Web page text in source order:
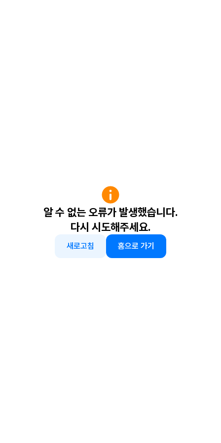
알 수 없는 오류가 발생했습니다.
다시 시도해주세요.
새로고침 홈으로 가기